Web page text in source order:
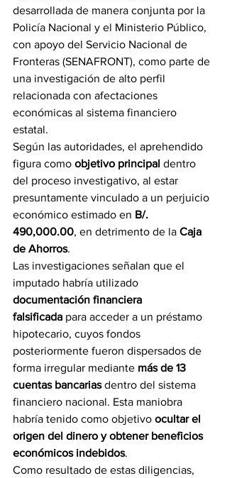
desarrollada de manera conjunta por la
Policía Nacional y el Ministerio Público,
con apoyo del Servicio Nacional de
Fronteras (SENAFRONT), como parte de
una investigación de alto perfil
relacionada con afectaciones
económicas al sistema financiero
estatal.
Según las autoridades, el aprehendido
figura como objetivo principal dentro
del proceso investigativo, al estar
presuntamente vinculado a un perjuicio
económico estimado en B/.
490,000.00, en detrimento de la Caja
de Ahorros.
Las investigaciones señalan que el
imputado habría utilizado
documentación financiera
falsificada para acceder a un préstamo
hipotecario, cuyos fondos
posteriormente fueron dispersados de
forma irregular mediante más de 13
cuentas bancarias dentro del sistema
financiero nacional. Esta maniobra
habría tenido como objetivo ocultar el
origen del dinero y obtener beneficios
económicos indebidos.
Como resultado de estas diligencias,